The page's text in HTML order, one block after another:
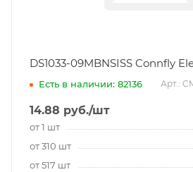
DS1033-09MBNSISS Connfly
Есть в наличии: 82136 Арт.:
14.88 руб./шт
от 1 шт
от 310 шт
от 517 шт